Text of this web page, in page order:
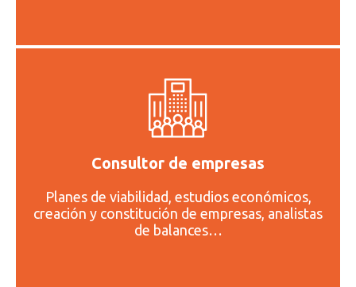
Consultor de empresas
Planes de viabilidad, estudios económicos,
creación y constitución de empresas , analistas
de balances…